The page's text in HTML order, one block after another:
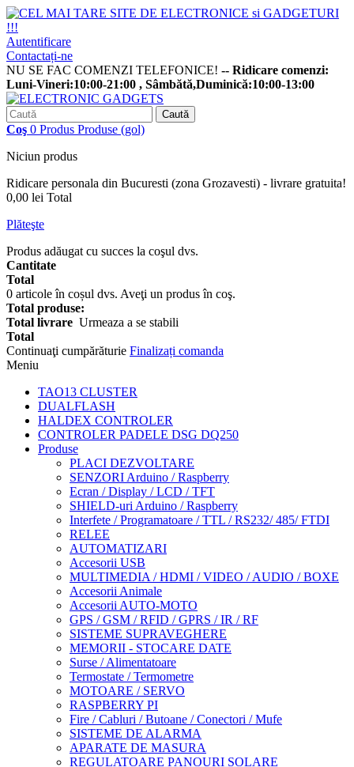
Autentificare
Contactați-ne
NU SE FAC COMENZI TELEFONICE! -- Ridicare comenzi:
Luni-Vineri:10:00-21:00 , Sâmbătă,Duminică:10:00-13:00
Caută
Coş 0 Produs Produse (gol)
Niciun produs
Ridicare personala din Bucuresti (zona Grozavesti) - livrare gratuita!
0,00 lei Total
Plăteşte
Produs adăugat cu succes la coşul dvs.
Cantitate
Total
0 articole în coșul dvs. Aveţi un produs în coş.
Total produse:
Total livrare Urmeaza a se stabili
Total
Continuaţi cumpărăturie Finalizați comanda
Meniu
TAO13 CLUSTER
DUALFLASH
HALDEX CONTROLER
CONTROLER PADELE DSG DQ250
Produse
PLACI DEZVOLTARE
SENZORI Arduino / Raspberry
Ecran / Display / LCD / TFT
SHIELD-uri Arduino / Raspberry
Interfete / Programatoare / TTL / RS232/ 485/ FTDI
RELEE
AUTOMATIZARI
Accesorii USB
MULTIMEDIA / HDMI / VIDEO / AUDIO / BOXE
Accesorii Animale
Accesorii AUTO-MOTO
GPS / GSM / RFID / GPRS / IR / RF
SISTEME SUPRAVEGHERE
MEMORII - STOCARE DATE
Surse / Alimentatoare
Termostate / Termometre
MOTOARE / SERVO
RASPBERRY PI
Fire / Cabluri / Butoane / Conectori / Mufe
SISTEME DE ALARMA
APARATE DE MASURA
REGULATOARE PANOURI SOLARE